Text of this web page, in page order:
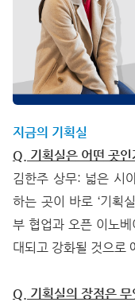
지금의 기획실
Q. 기획실은 어떤 곳인
김한주 상무: 넓은 시
하는 곳이 바로 ‘기획
부 협업과 오픈 이노
대되고 강화될 것으로
Q. 기획실의 장점은